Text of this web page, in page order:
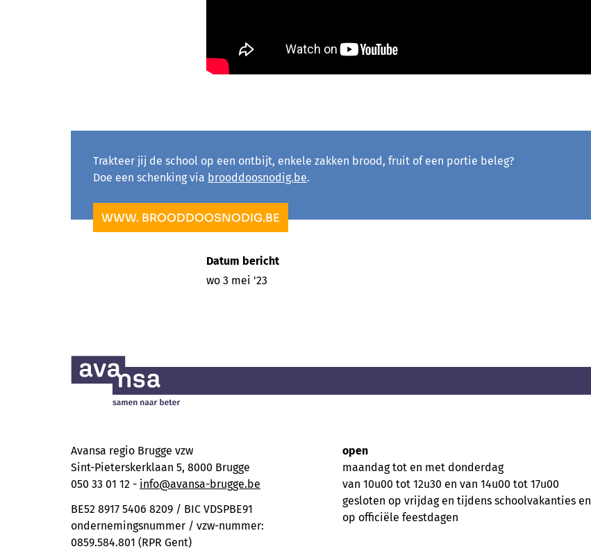
Trakteer jij de school op een ontbijt, enkele zakken brood, fruit of een portie beleg?
Doe een schenking via brooddoosnodig.be.
WWW. BROODDOOSNODIG.BE
Datum bericht
wo 3 mei '23
Avansa regio Brugge vzw
Sint-Pieterskerklaan 5, 8000 Brugge
050 33 01 12 - info@avansa-brugge.be
BE52 8917 5406 8209 / BIC VDSPBE91
ondernemingsnummer / vzw-nummer:
0859.584.801 (RPR Gent)
open
maandag tot en met donderdag
van 10u00 tot 12u30 en van 14u00 tot 17u00
gesloten op vrijdag en tijdens schoolvakanties en
op officiële feestdagen